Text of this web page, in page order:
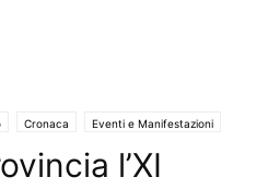
Cronaca Eventi e Manifestazioni
l’XI